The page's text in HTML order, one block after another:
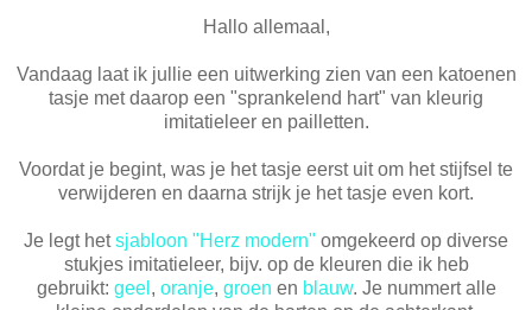
Hallo allemaal,
Vandaag laat ik jullie een uitwerking zien van een katoenen
tasje met daarop een "sprankelend hart" van kleurig
imitatieleer en pailletten.
Voordat je begint, was je het tasje eerst uit om het stijfsel te
verwijderen en daarna strijk je het tasje even kort.
Je legt hetsjabloon "Herz modern" omgekeerd op diverse
stukjes imitatieleer, bijv. op de kleuren die ik heb
gebruikt: geel , oranje, groen en blauw. Je nummert alle